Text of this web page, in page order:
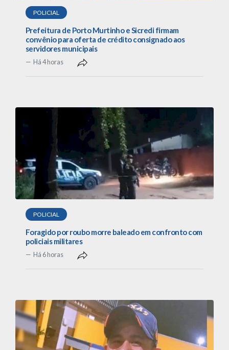
POLICIAL
Prefeitura de Porto Murtinho e Sicredi firmam
convênio para oferta de crédito consignado aos
servidores municipais
Há 4 horas
POLICIAL
Foragido por roubo morre baleado em confronto com
policiais militares
Há 6 horas